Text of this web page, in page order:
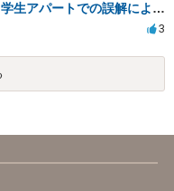
【本日中にお願いいたします】学生アパートでの誤解による窃盗疑惑、今後の対応策は？
3